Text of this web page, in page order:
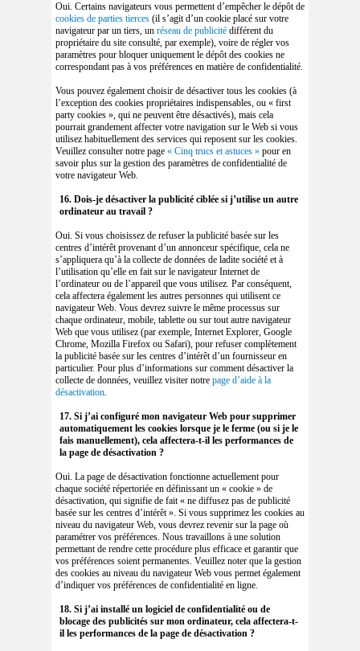
Oui. Certains navigateurs vous permettent d’empêcher le dépôt de
cookies de parties tierces (il s’agit d’un cookie placé sur votre
navigateur par un tiers, un réseau de publicité différent du
propriétaire du site consulté, par exemple), voire de régler vos
paramètres pour bloquer uniquement le dépôt des cookies ne
correspondant pas à vos préférences en matière de confidentialité.
Vous pouvez également choisir de désactiver tous les cookies (à
l’exception des cookies propriétaires indispensables, ou « first
party cookies », qui ne peuvent être désactivés), mais cela
pourrait grandement affecter votre navigation sur le Web si vous
utilisez habituellement des services qui reposent sur les cookies.
Veuillez consulter notre page « Cinq trucs et astuces » pour en
savoir plus sur la gestion des paramètres de confidentialité de
votre navigateur Web.
16. Dois-je désactiver la publicité ciblée si j’utilise un autre
ordinateur au travail ?
Oui. Si vous choisissez de refuser la publicité basée sur les
centres d’intérêt provenant d’un annonceur spécifique, cela ne
s’appliquera qu’à la collecte de données de ladite société et à
l’utilisation qu’elle en fait sur le navigateur Internet de
l’ordinateur ou de l’appareil que vous utilisez. Par conséquent,
cela affectera également les autres personnes qui utilisent ce
navigateur Web. Vous devrez suivre le même processus sur
chaque ordinateur, mobile, tablette ou sur tout autre navigateur
Web que vous utilisez (par exemple, Internet Explorer, Google
Chrome, Mozilla Firefox ou Safari), pour refuser complètement
la publicité basée sur les centres d’intérêt d’un fournisseur en
particulier. Pour plus d’informations sur comment désactiver la
collecte de données, veuillez visiter notre page d’aide à la
désactivation.
17. Si j’ai configuré mon navigateur Web pour supprimer
automatiquement les cookies lorsque je le ferme (ou si je le
fais manuellement), cela affectera-t-il les performances de
la page de désactivation ?
Oui. La page de désactivation fonctionne actuellement pour
chaque société répertoriée en définissant un « cookie » de
désactivation, qui signifie de fait « ne diffusez pas de publicité
basée sur les centres d’intérêt ». Si vous supprimez les cookies au
niveau du navigateur Web, vous devrez revenir sur la page où
paramétrer vos préférences. Nous travaillons à une solution
permettant de rendre cette procédure plus efficace et garantir que
vos préférences soient permanentes. Veuillez noter que la gestion
des cookies au niveau du navigateur Web vous permet également
d’indiquer vos préférences de confidentialité en ligne.
18. Si j’ai installé un logiciel de confidentialité ou de
blocage des publicités sur mon ordinateur, cela affectera-t-
il les performances de la page de désactivation ?